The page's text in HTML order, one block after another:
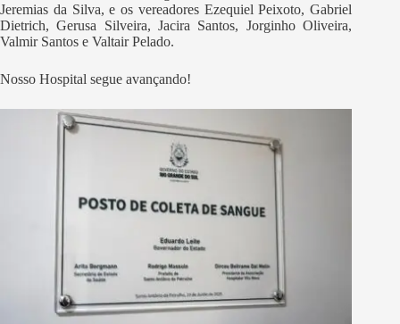
Jeremias da Silva, e os vereadores Ezequiel Peixoto, Gabriel
Dietrich, Gerusa Silveira, Jacira Santos, Jorginho Oliveira,
Valmir Santos e Valtair Pelado.
Nosso Hospital segue avançando!